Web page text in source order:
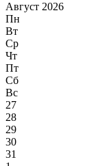
Август 2026
Пн
Вт
Ср
Чт
Пт
Сб
Вс
27
28
29
30
31